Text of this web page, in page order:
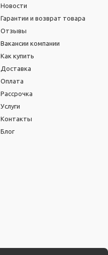
Новости
Гарантии и возврат товара
Отзывы
Вакансии компании
Как купить
Доставка
Оплата
Рассрочка
Услуги
Контакты
Блог